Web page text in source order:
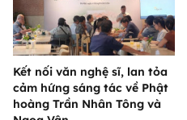
Kết nối văn nghệ sĩ, lan tỏa
cảm hứng sáng tác về Phật
hoàng Trần Nhân Tông và